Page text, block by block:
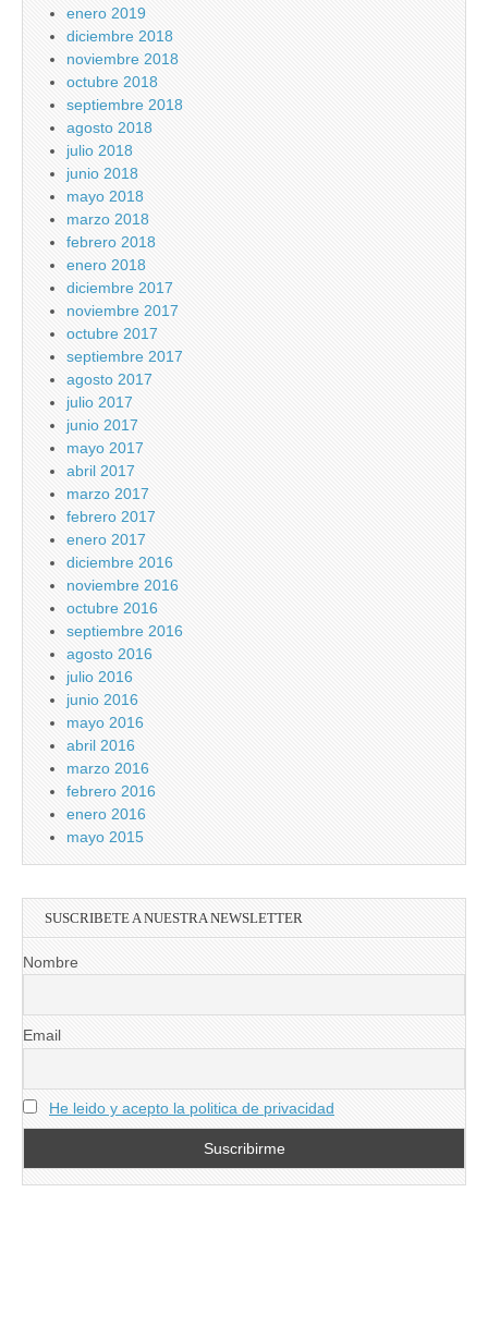
enero 2019
diciembre 2018
noviembre 2018
octubre 2018
septiembre 2018
agosto 2018
julio 2018
junio 2018
mayo 2018
marzo 2018
febrero 2018
enero 2018
diciembre 2017
noviembre 2017
octubre 2017
septiembre 2017
agosto 2017
julio 2017
junio 2017
mayo 2017
abril 2017
marzo 2017
febrero 2017
enero 2017
diciembre 2016
noviembre 2016
octubre 2016
septiembre 2016
agosto 2016
julio 2016
junio 2016
mayo 2016
abril 2016
marzo 2016
febrero 2016
enero 2016
mayo 2015
SUSCRIBETE A NUESTRA NEWSLETTER
Nombre
Email
He leido y acepto la politica de privacidad